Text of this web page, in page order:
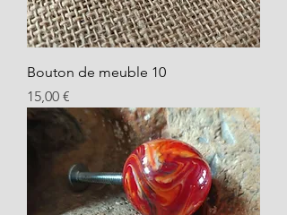
Bouton de meuble 10
Prix
15,00 €